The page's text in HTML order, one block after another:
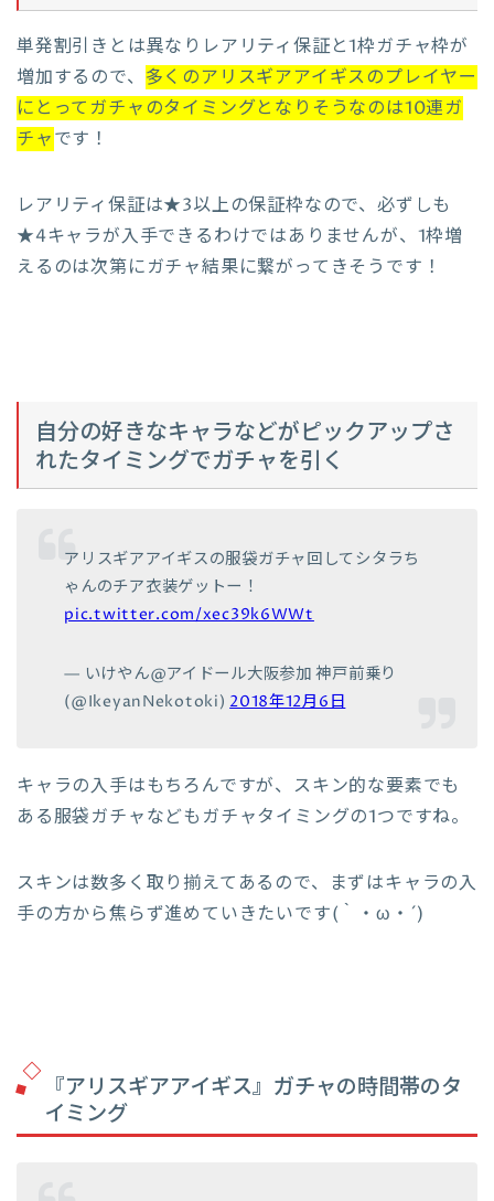
単発割引きとは異なりレアリティ保証と1枠ガチャ枠が
増加するので、 多くのアリスギアアイギスのプレイヤー
にとってガチャのタイミングとなりそうなのは10連ガ
チャです！
レアリティ保証は★3以上の保証枠なので、必ずしも
★4キャラが入手できるわけではありませんが、1枠増
えるのは次第にガチャ結果に繋がってきそうです！
自分の好きなキャラなどがピックアップさ
れたタイミングでガチャを引く
アリスギアアイギスの服袋ガチャ回してシタラち
ゃんのチア衣装ゲットー！
pic.twitter.com/xec39k6WWt
— いけやん@アイドール大阪参加 神戸前乗り
(@IkeyanNekotoki)2018年12月6日
キャラの入手はもちろんですが、スキン的な要素でも
ある服袋ガチャなどもガチャタイミングの1つですね。
スキンは数多く取り揃えてあるので、まずはキャラの入
手の方から焦らず進めていきたいです(｀・ω・´)
『アリスギアアイギス』ガチャの時間帯のタ
イミング